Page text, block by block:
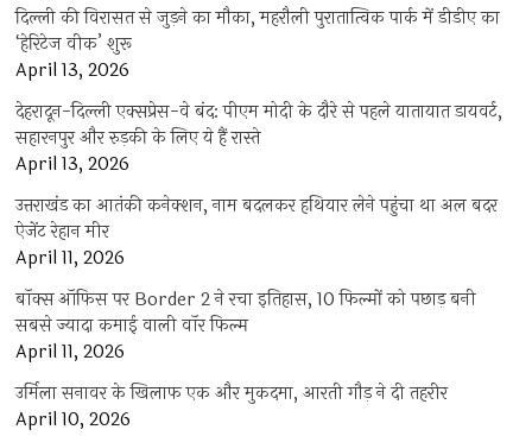
दिल्ली की विरासत से जुड़ने का मौका, महरौली पुरातात्विक पार्क में डीडीए का
‘हेरिटेज वीक’ शुरू
April 13, 2026
देहरादून-दिल्ली एक्सप्रेस-वे बंद: पीएम मोदी के दौरे से पहले यातायात डायवर्ट,
सहारनपुर और रुड़की के लिए ये हैं रास्ते
April 13, 2026
उत्तराखंड का आतंकी कनेक्शन, नाम बदलकर हथियार लेने पहुंचा था अल बदर
ऐजेंट रेहान मीर
April 11, 2026
बॉक्स ऑफिस पर Border 2 ने रचा इतिहास, 10 फिल्मों को पछाड़ बनी
सबसे ज्यादा कमाई वाली वॉर फिल्म
April 11, 2026
उर्मिला सनावर के खिलाफ एक और मुकदमा, आरती गौड़ ने दी तहरीर
April 10, 2026